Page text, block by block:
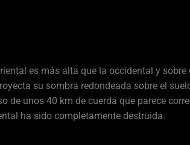
es más alta que la occidental y sobre
su sombra redondeada sobre el
de unos 40 km de cuerda que parece
ha sido completamente destruida.